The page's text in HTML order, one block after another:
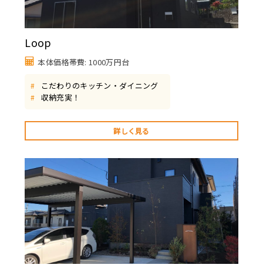
Loop
本体価格帯費: 1000万円台
# こだわりのキッチン・ダイニング
# 収納充実！
詳しく見る